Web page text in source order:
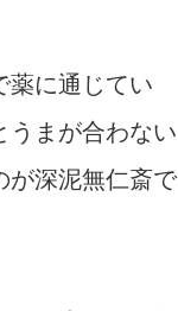
薬に通じてい
うまが合わない
が深泥無仁斎で